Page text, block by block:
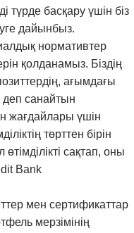
түрде басқару үшін біз
дайынбыз.
нормативтер
қолданамыз. Біздің
ағымдағы
деп санайтын
жағдайлары үшін
төрттен бірін
сақтап, оны
Bank
мен сертификаттар
мерзімінің